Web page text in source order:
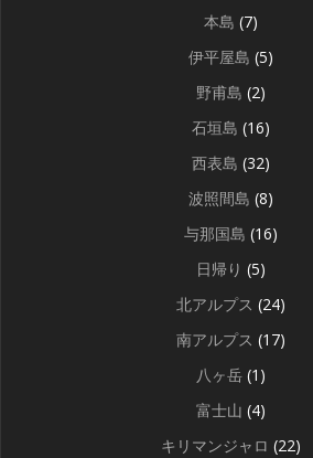
本島 (7)
伊平屋島 (5)
野甫島 (2)
石垣島 (16)
西表島 (32)
波照間島 (8)
与那国島 (16)
日帰り (5)
北アルプス (24)
南アルプス (17)
八ヶ岳 (1)
富士山 (4)
キリマンジャロ (22)